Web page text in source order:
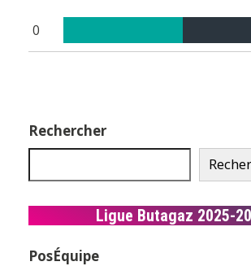
0
Rechercher
Ligue Butagaz 2025-
PosÉquipe